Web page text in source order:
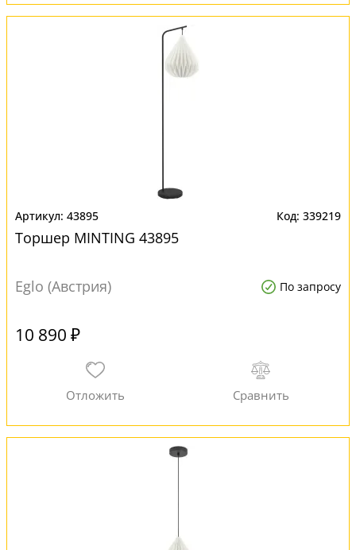
43895 339219
Торшер MINTING 43895
Eglo (Австрия) По запросу
10 890 ₽